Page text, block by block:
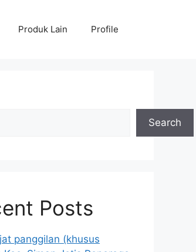
Produk Lain Profile
Search
Posts
panggilan (khusus